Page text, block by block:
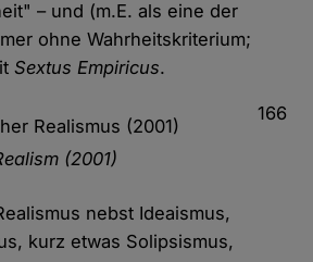
– und (m.E. als eine der
ohne Wahrheitskriterium;
Sextus Empiricus.
Realismus (2001)
166
(2001)
nebst Ideaismus,
kurz etwas Solipsismus,